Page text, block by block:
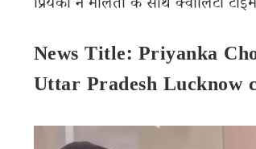
प्रियंका ने मालती के साथ क्वालिटी
News Title: Priyanka
Uttar Pradesh Lucknow